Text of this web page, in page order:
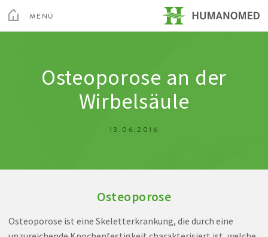
Menu
MENÜ
Privatklinik Villach
Osteoporose an der
Wirbelsäule
13.06.2016
Osteoporose
Osteoporose ist eine Skeletterkrankung, die durch eine